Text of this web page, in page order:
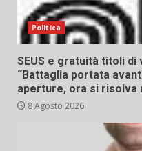
Politica
SEUS e gratuità titoli di
“Battaglia portata
aperture, ora si risolva
8 Agosto 2026